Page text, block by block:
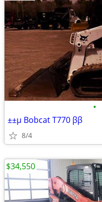
•
±±µ Bobcat T770 ββ
8/4
$34,550